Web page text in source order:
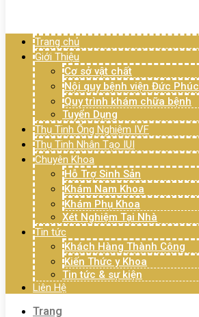
Trang chủ
Giới Thiệu
Cơ sở vật chất
Nội quy bệnh viện Đức Phúc
Quy trình khám chữa bệnh
Tuyển Dụng
Thụ Tinh Ống Nghiệm IVF
Thụ Tinh Nhân Tạo IUI
Chuyên Khoa
Hỗ Trợ Sinh Sản
Khám Nam Khoa
Khám Phụ Khoa
Xét Nghiệm Tại Nhà
Tin tức
Khách Hàng Thành Công
Kiến Thức y Khoa
Tin tức & sự kiện
Liên Hệ
Trang